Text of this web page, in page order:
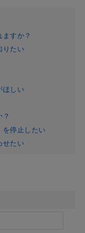
すか？
りたい
ほしい
を停止したい
せたい